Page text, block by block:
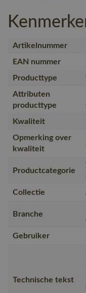
Artikelnummer
EAN nummer
Producttype
Attributen
producttype
Kwaliteit
Opmerking over
kwaliteit
Productcategorie
Collectie
Branche
Gebruiker
Technische tekst